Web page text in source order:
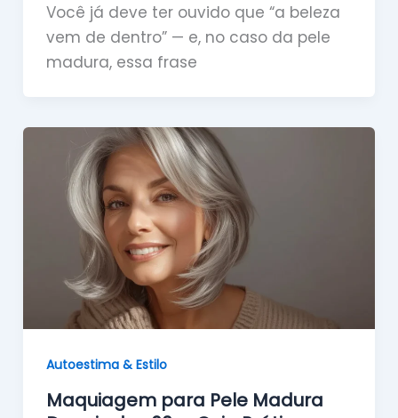
Você já deve ter ouvido que “a beleza
vem de dentro” — e, no caso da pele
madura, essa frase
Autoestima & Estilo
Maquiagem para Pele Madura